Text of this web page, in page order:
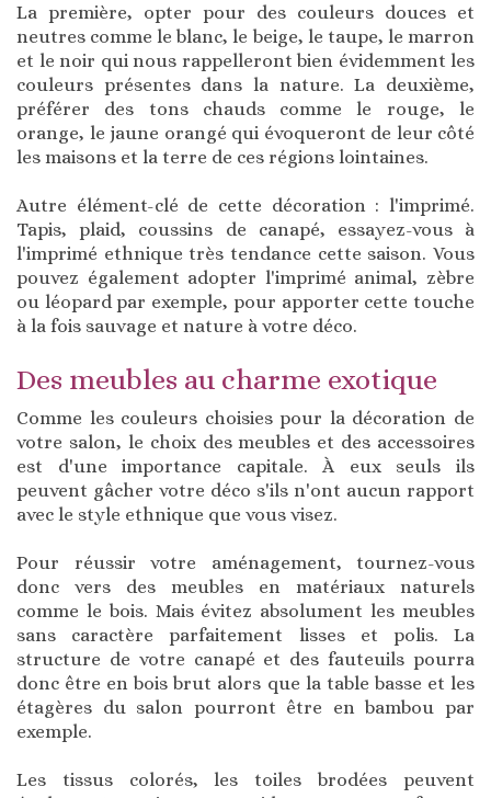
La première, opter pour des couleurs douces et
neutres comme le blanc, le beige, le taupe, le marron
et le noir qui nous rappelleront bien évidemment les
couleurs présentes dans la nature. La deuxième,
préférer des tons chauds comme le rouge, le
orange, le jaune orangé qui évoqueront de leur côté
les maisons et la terre de ces régions lointaines.
Autre élément-clé de cette décoration : l'imprimé.
Tapis, plaid, coussins de canapé, essayez-vous à
l'imprimé ethnique très tendance cette saison. Vous
pouvez également adopter l'imprimé animal, zèbre
ou léopard par exemple, pour apporter cette touche
à la fois sauvage et nature à votre déco.
Des meubles au charme exotique
Comme les couleurs choisies pour la décoration de
votre salon, le choix des meubles et des accessoires
est d'une importance capitale. À eux seuls ils
peuvent gâcher votre déco s'ils n'ont aucun rapport
avec le style ethnique que vous visez.
Pour réussir votre aménagement, tournez-vous
donc vers des meubles en matériaux naturels
comme le bois. Mais évitez absolument les meubles
sans caractère parfaitement lisses et polis. La
structure de votre canapé et des fauteuils pourra
donc être en bois brut alors que la table basse et les
étagères du salon pourront être en bambou par
exemple.
Les tissus colorés, les toiles brodées peuvent